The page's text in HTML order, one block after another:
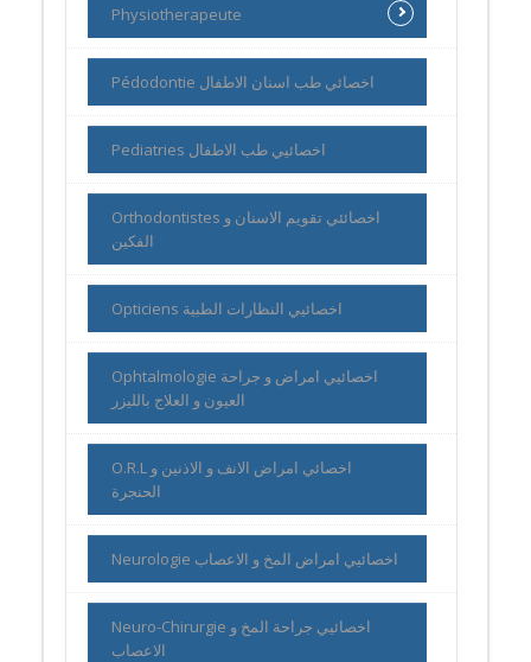
Physiotherapeute
Pédodontie اخصائي طب اسنان الاطفال
Pediatries اخصائيي طب الاطفال
Orthodontistes اخصائئي تقويم الاسنان و
الفكين
Opticiens اخصائيي النظارات الطبية
Ophtalmologie اخصائيي امراض و جراحة
العيون و العلاج بالليزر
O.R.L اخصائي امراض الانف و الاذنين و
الحنجرة
Neurologie اخصائيي امراض المخ و الاعصاب
Neuro-Chirurgie اخصائيي جراحة المخ و
الاعصاب